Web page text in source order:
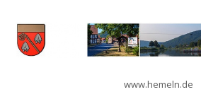
content
www.hemeln.de